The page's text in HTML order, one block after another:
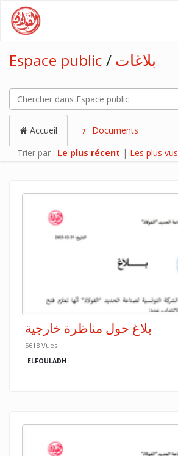
Espace public / بلاغات
Accueil 7
Documents
Trier par : Le plus récent | Les plus vus
بلاغ حول مناظرة خارجية
5618 Vues
ELFOULADH